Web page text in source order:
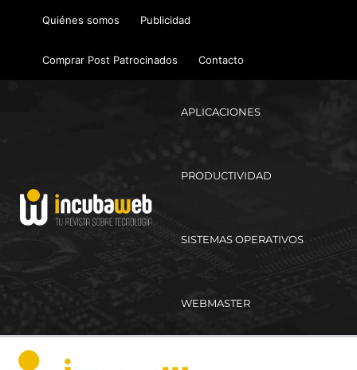
Quiénes somos Publicidad
Comprar Post Patrocinados Contacto
APLICACIONES
PRODUCTIVIDAD
SISTEMAS OPERATIVOS
WEBMASTER